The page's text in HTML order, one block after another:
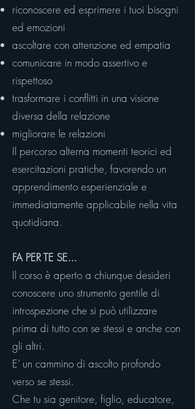
riconoscere ed esprimere i tuoi bisogni
ed emozioni
ascoltare con attenzione ed empatia
comunicare in modo assertivo e
rispettoso
trasformare i conflitti in una visione
diversa della relazione
migliorare le relazioni
Il percorso alterna momenti teorici ed
esercitazioni pratiche, favorendo un
apprendimento esperienziale e
immediatamente applicabile nella vita
quotidiana.
FA PER TE SE...
Il corso è aperto a chiunque desideri
conoscere uno strumento gentile di
introspezione che si può utilizzare
prima di tutto con se stessi e anche con
gli altri.
E’ un cammino di ascolto profondo
verso se stessi.
Che tu sia genitore, figlio, educatore,